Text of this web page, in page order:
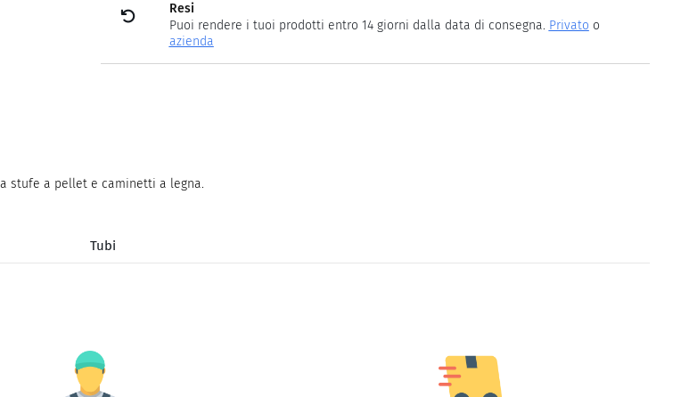
Resi
Puoi rendere i tuoi prodotti entro 14 giorni dalla data di consegna. Privato o
azienda
stufe a pellet e caminetti a legna.
Tubi